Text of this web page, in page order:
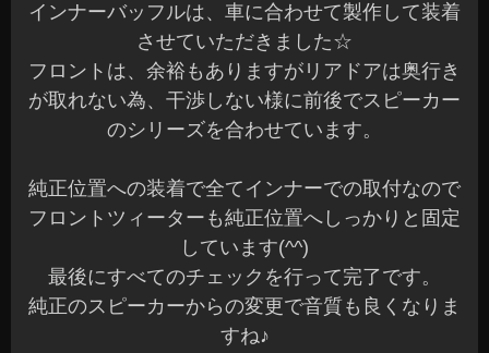
インナーバッフルは、車に合わせて製作して装着
させていただきました☆
フロントは、余裕もありますがリアドアは奥行き
が取れない為、干渉しない様に前後でスピーカー
のシリーズを合わせています。
純正位置への装着で全てインナーでの取付なので
フロントツィーターも純正位置へしっかりと固定
しています(^^)
最後にすべてのチェックを行って完了です。
純正のスピーカーからの変更で音質も良くなりま
すね♪